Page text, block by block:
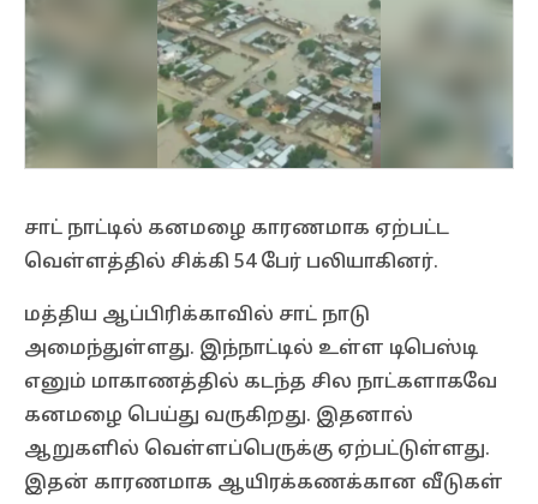
சாட் நாட்டில் கனமழை காரணமாக ஏற்பட்ட
வெள்ளத்தில் சிக்கி 54 பேர் பலியாகினர்.
மத்திய ஆப்பிரிக்காவில் சாட் நாடு
அமைந்துள்ளது. இந்நாட்டில் உள்ள டிபெஸ்டி
எனும் மாகாணத்தில் கடந்த சில நாட்களாகவே
கனமழை பெய்து வருகிறது. இதனால்
ஆறுகளில் வெள்ளப்பெருக்கு ஏற்பட்டுள்ளது.
இதன் காரணமாக ஆயிரக்கணக்கான வீடுகள்